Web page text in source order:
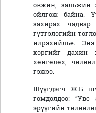
овжин, зальжин
ойлгож байна.
захирах
гүтгэлэгийн
илрэхийлье.
хэргийг дахин
хөнгөлөх,
гэжээ.
Шүүгдэгч Ж.Б
гомдолдоо:
эрүүгийн